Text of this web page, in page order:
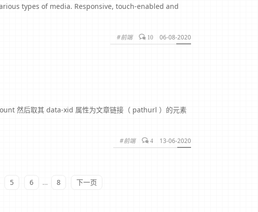
types of media. Responsive, touch-enabled and
#前端 10 06-08-2020
然后取其 data-xid 属性为文章链接（ pathurl ）的元素
#前端 4 13-06-2020
5 6 … 8 下一页